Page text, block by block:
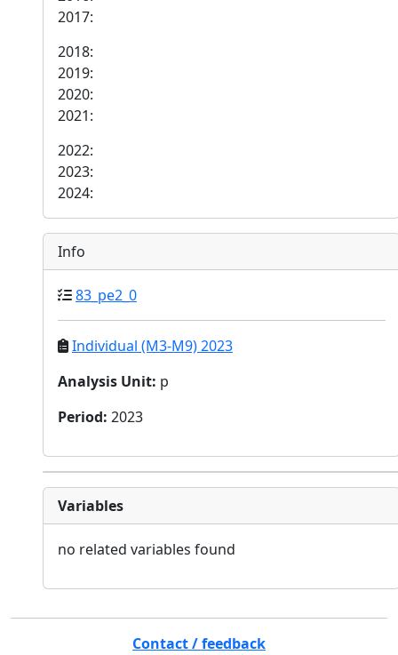
2017:
2018:
2019:
2020:
2021:
2022:
2023:
2024:
Info
83_pe2_0
Individual (M3-M9) 2023
Analysis Unit: p
Period: 2023
Variables
no related variables found
Contact / feedback